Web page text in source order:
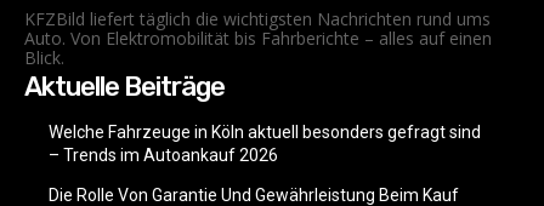
KFZBild liefert täglich die wichtigsten Nachrichten rund ums
Auto. Von Elektromobilität bis Fahrberichte – alles auf einen
Blick.
Aktuelle Beiträge
Welche Fahrzeuge in Köln aktuell besonders gefragt sind
– Trends im Autoankauf 2026
Die Rolle Von Garantie Und Gewährleistung Beim Kauf